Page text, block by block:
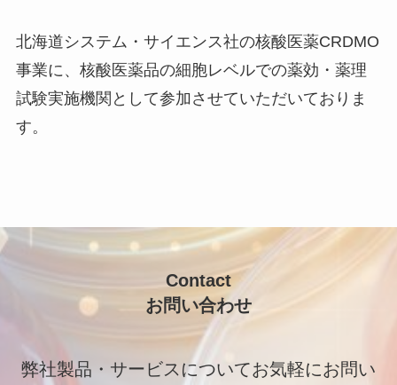
北海道システム・サイエンス社の核酸医薬CRDMO
事業に、核酸医薬品の細胞レベルでの薬効・薬理
試験実施機関として参加させていただいておりま
す。
Contact
お問い合わせ
弊社製品・サービスについてお気軽にお問い